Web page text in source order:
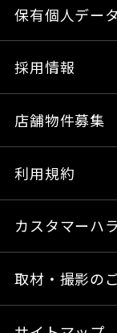
保有個人デー
採用情報
店舗物件募集
利用規約
カスタマーハ
取材・撮影の